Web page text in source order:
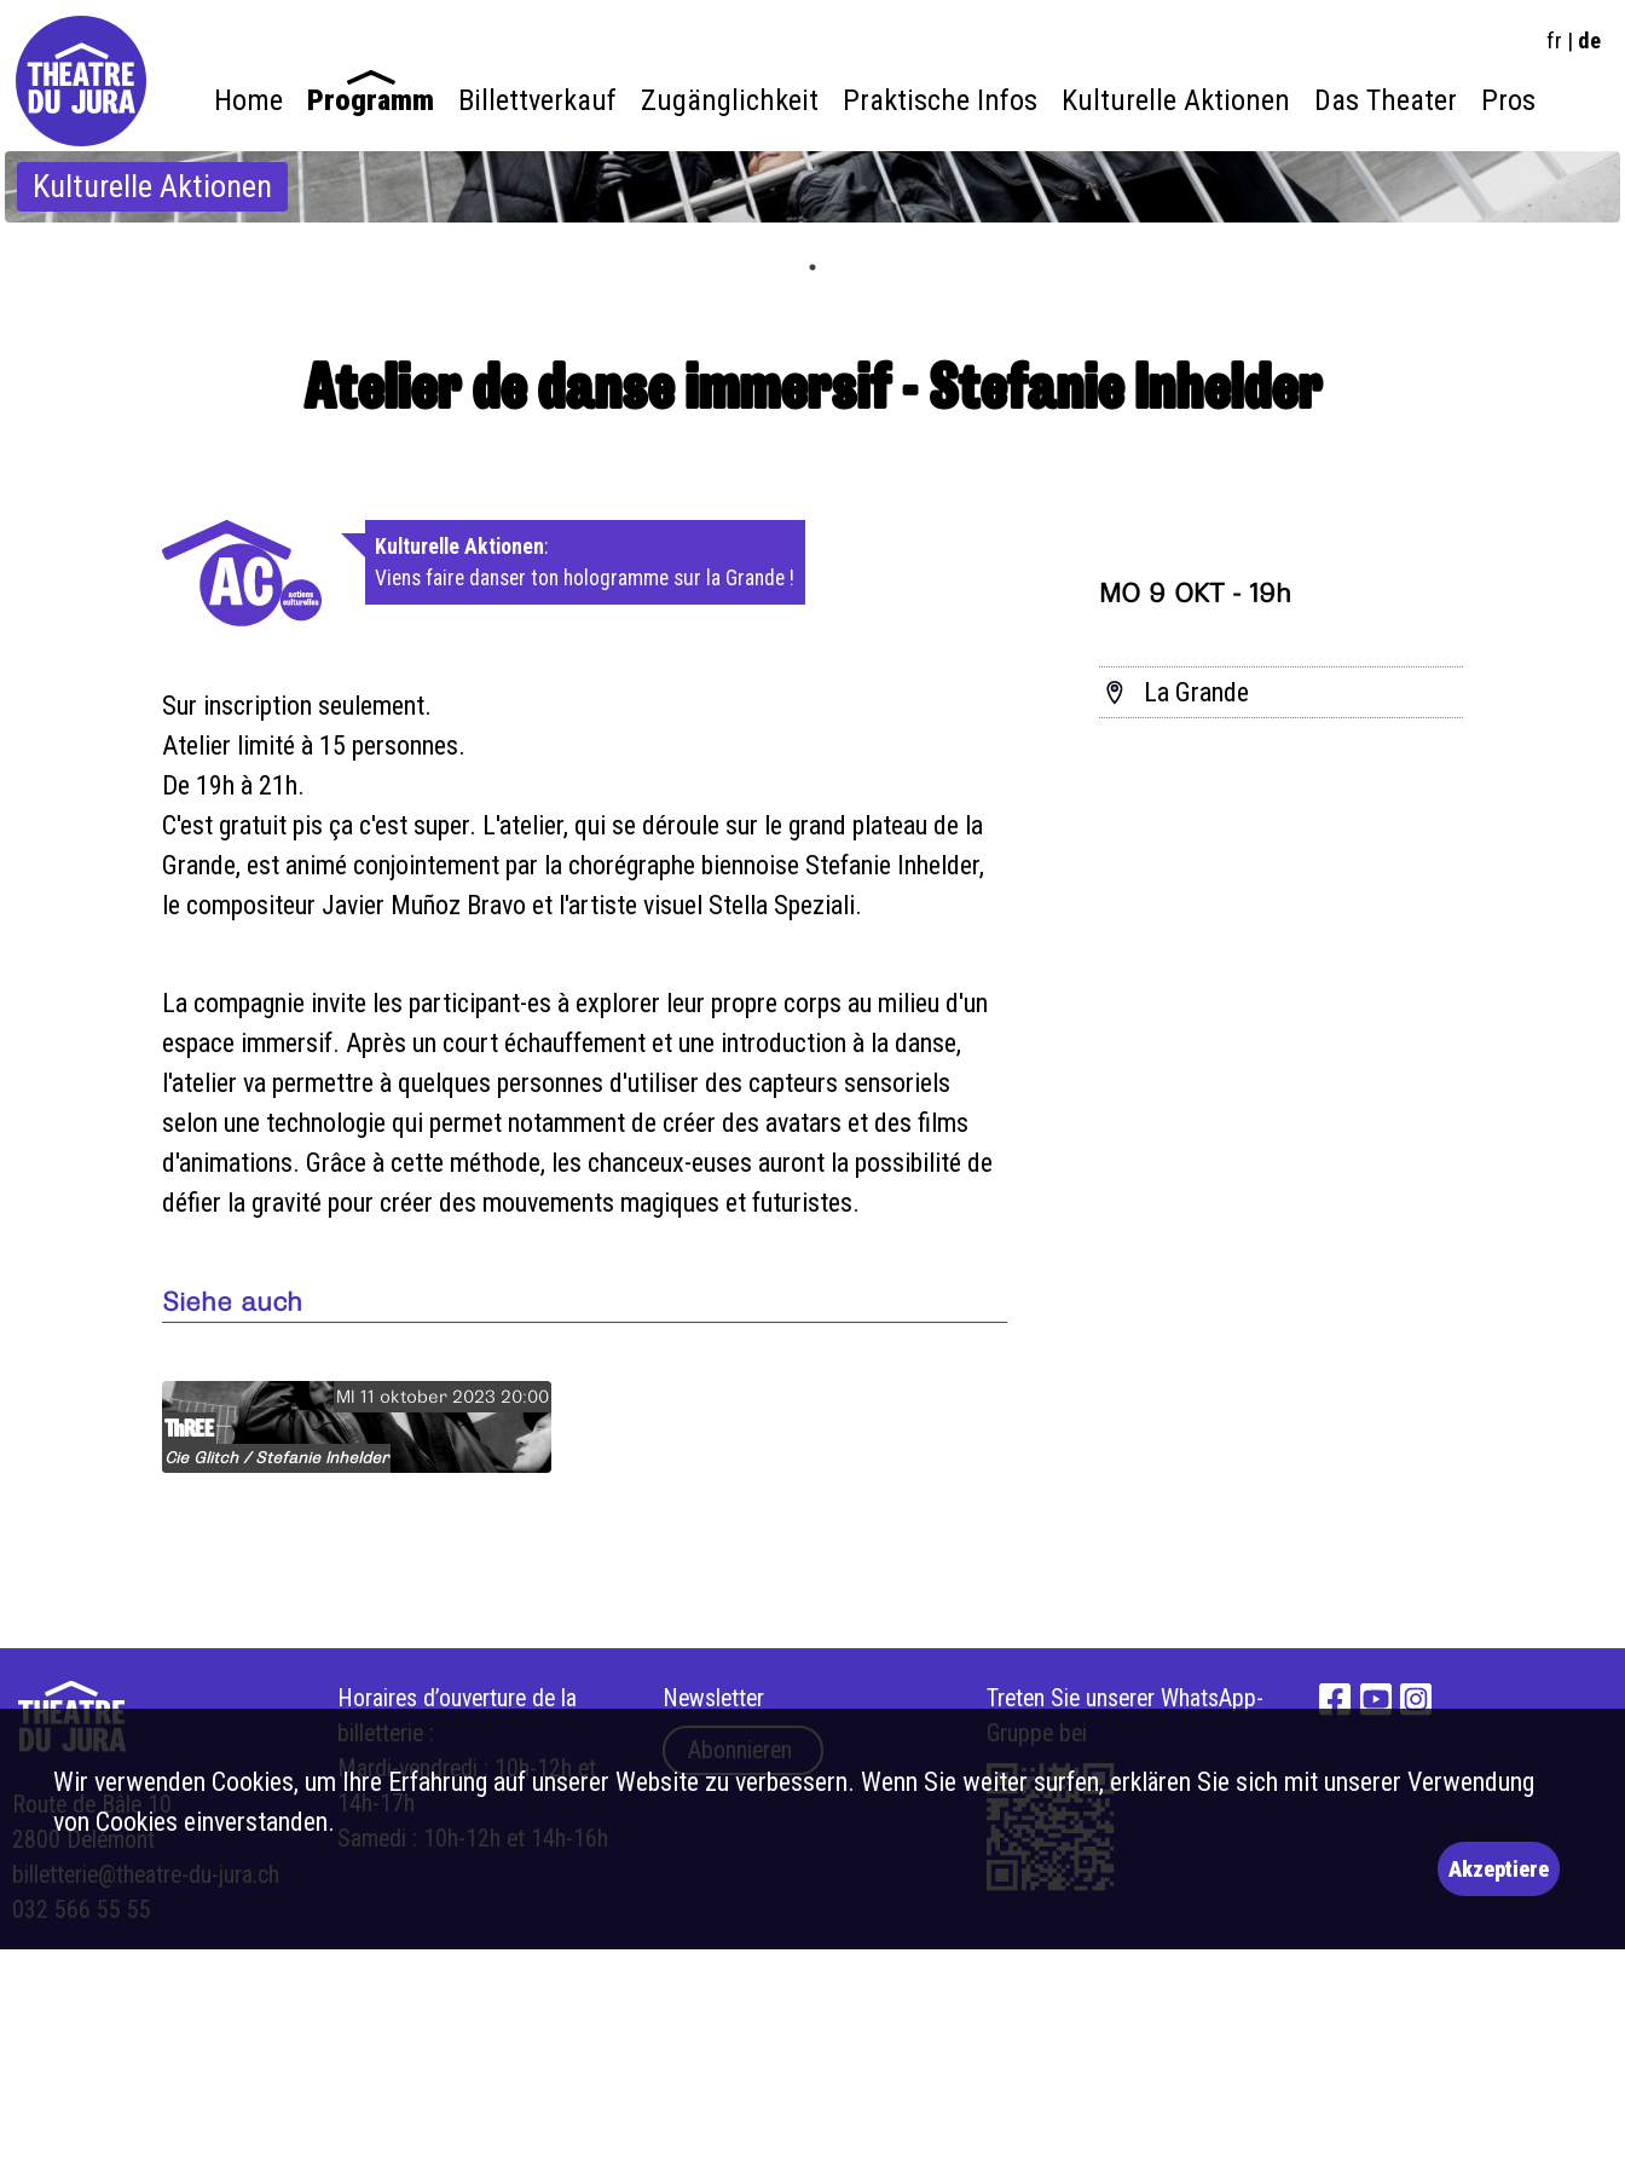
fr | de
Home Programm Billettverkauf Zugänglichkeit Praktische Infos Kulturelle Aktionen Das Theater Pros
Kulturelle Aktionen
Atelier de danse immersif - Stefanie Inhelder
Kulturelle Aktionen:
Viens faire danser ton hologramme sur la Grande !
Sur inscription seulement.
Atelier limité à 15 personnes.
De 19h à 21h.
C'est gratuit pis ça c'est super. L'atelier, qui se déroule sur le grand plateau de la
Grande, est animé conjointement par la chorégraphe biennoise Stefanie Inhelder,
le compositeur Javier Muñoz Bravo et l'artiste visuel Stella Speziali.
La compagnie invite les participant-es à explorer leur propre corps au milieu d'un
espace immersif. Après un court échauffement et une introduction à la danse,
l'atelier va permettre à quelques personnes d'utiliser des capteurs sensoriels
selon une technologie qui permet notamment de créer des avatars et des films
d'animations. Grâce à cette méthode, les chanceux-euses auront la possibilité de
défier la gravité pour créer des mouvements magiques et futuristes.
Siehe auch
MI 11 oktober 2023 20:00
ThREE
Cie Glitch / Stefanie Inhelder
MO 9 OKT - 19h
La Grande
Route de Bâle 10
2800 Delémont
billetterie@theatre-du-jura.ch
032 566 55 55
Horaires d’ouverture de la
billetterie :
Mardi-vendredi : 10h-12h et
14h-17h
Samedi : 10h-12h et 14h-16h
Newsletter
Abonnieren
Treten Sie unserer WhatsApp-
Gruppe bei
Wir verwenden Cookies, um Ihre Erfahrung auf unserer Website zu verbessern. Wenn Sie weiter surfen, erklären Sie sich mit unserer Verwendung
von Cookies einverstanden.
Akzeptiere